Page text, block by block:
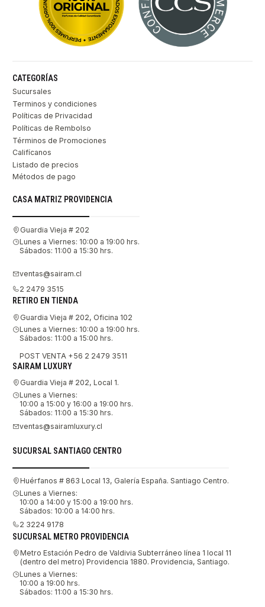
CATEGORÍAS
Sucursales
Terminos y condiciones
Políticas de Privacidad
Políticas de Rembolso
Términos de Promociones
Califícanos
Listado de precios
Métodos de pago
CASA MATRIZ PROVIDENCIA
Guardia Vieja # 202
Lunes a Viernes: 10:00 a 19:00 hrs.
Sábados: 11:00 a 15:30 hrs.
ventas@sairam.cl
2 2479 3515
RETIRO EN TIENDA
Guardia Vieja # 202, Oficina 102
Lunes a Viernes: 10:00 a 19:00 hrs.
Sábados: 11:00 a 15:00 hrs.
POST VENTA +56 2 2479 3511
SAIRAM LUXURY
Guardia Vieja # 202, Local 1.
Lunes a Viernes:
10:00 a 15:00 y 16:00 a 19:00 hrs.
Sábados: 11:00 a 15:30 hrs.
ventas@sairamluxury.cl
SUCURSAL SANTIAGO CENTRO
Huérfanos # 863 Local 13, Galería España. Santiago Centro.
Lunes a Viernes:
10:00 a 14:00 y 15:00 a 19:00 hrs.
Sábados: 10:00 a 14:00 hrs.
2 3224 9178
SUCURSAL METRO PROVIDENCIA
Metro Estación Pedro de Valdivia Subterráneo línea 1 local 11
(dentro del metro) Providencia 1880. Providencia, Santiago.
Lunes a Viernes:
10:00 a 19:00 hrs.
Sábados: 11:00 a 15:30 hrs.